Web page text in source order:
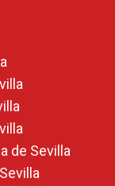
de Sevilla